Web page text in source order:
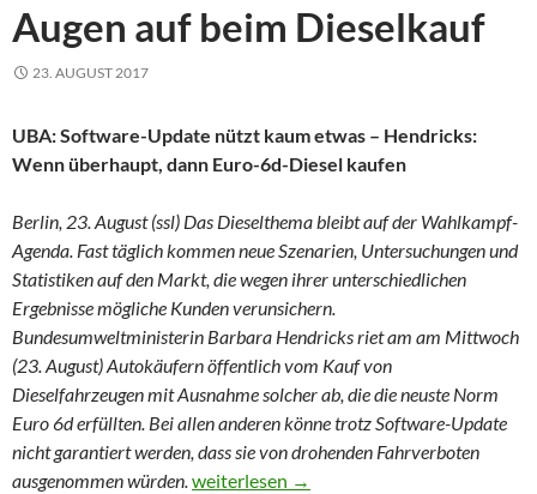
Augen auf beim Dieselkauf
23. AUGUST 2017
UBA: Software-Update nützt kaum etwas – Hendricks:
Wenn überhaupt, dann Euro-6d-Diesel kaufen
Berlin, 23. August (ssl) Das Dieselthema bleibt auf der Wahlkampf-
Agenda. Fast täglich kommen neue Szenarien, Untersuchungen und
Statistiken auf den Markt, die wegen ihrer unterschiedlichen
Ergebnisse mögliche Kunden verunsichern.
Bundesumweltministerin Barbara Hendricks riet am am Mittwoch
(23. August) Autokäufern öffentlich vom Kauf von
Dieselfahrzeugen mit Ausnahme solcher ab, die die neuste Norm
Euro 6d erfüllten. Bei allen anderen könne trotz Software-Update
nicht garantiert werden, dass sie von drohenden Fahrverboten
ausgenommen würden.Augen auf beim Dieselkauf
weiterlesen →